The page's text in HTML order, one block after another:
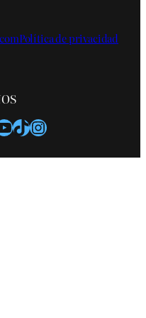
Política de privacidad
TikTok
Instagram